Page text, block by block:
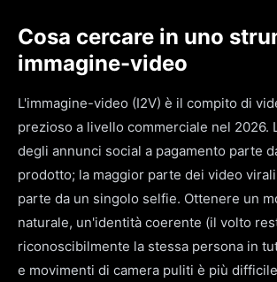
Cosa cercare in uno
immagine-video
L'immagine-video (I2V) è il compito di
prezioso a livello commerciale nel 2026.
degli annunci social a pagamento parte
prodotto; la maggior parte dei video
parte da un singolo selfie. Ottenere un
naturale, un'identità coerente (il volto
riconoscibilmente la stessa persona in
e movimenti di camera puliti è più